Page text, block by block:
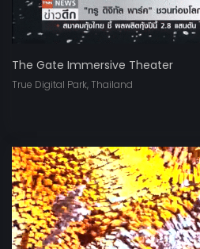
The Gate Immersive Theater
True Digital Park, Thailand